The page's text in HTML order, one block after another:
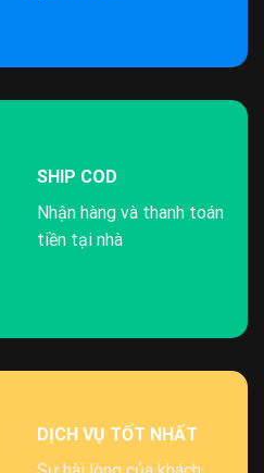
SHIP COD
Nhận hàng và thanh toán
tiền tại nhà
DỊCH VỤ TỐT NHẤT